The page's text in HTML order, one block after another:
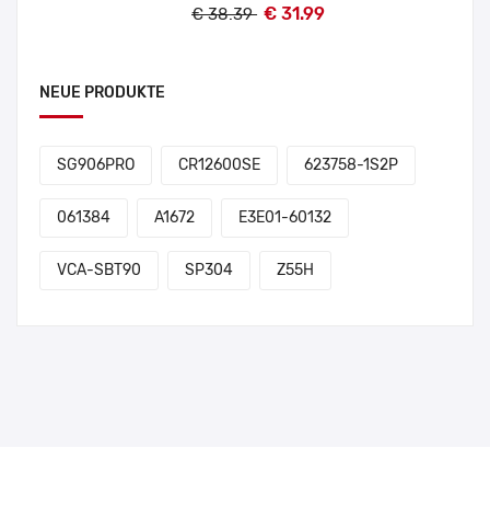
€ 38.39 € 31.99
NEUE PRODUKTE
SG906PRO CR12600SE 623758-1S2P
061384 A1672 E3E01-60132
VCA-SBT90 SP304 Z55H